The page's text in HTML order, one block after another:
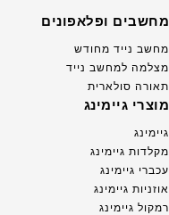
מחשבים ופלאפונים
מחשב נייד מחודש
מצלמה למחשב נייד
תאורה סולארית
מוצרי גיימינג
גיימינג
מקלדות גיימינג
עכברי גיימינג
אוזניות גיימינג
רמקול גיימינג